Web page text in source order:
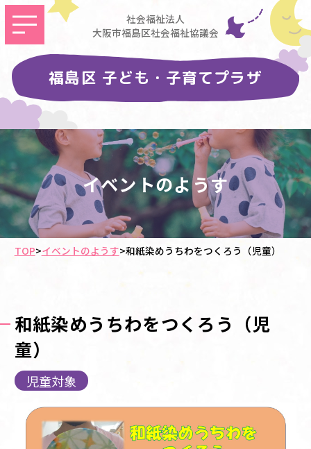
社会福祉法人
大阪市福島区社会福祉協議会
福島区 子ども・子育てプラザ
イベントのようす
TOP>イベントのようす>和紙染めうちわをつくろう（児童）
和紙染めうちわをつくろう（児
童）
児童対象